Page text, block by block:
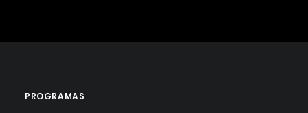
PROGRAMAS